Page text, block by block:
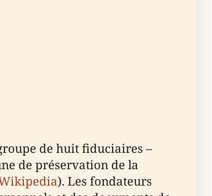
de huit fiduciaires –
de préservation de la
). Les fondateurs